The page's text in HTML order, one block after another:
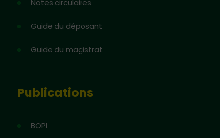
Notes circulaires
Guide du déposant
Guide du magistrat
Publications
BOPI